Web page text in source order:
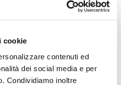
cookie
contenuti ed
dei social media e per
Condividiamo inoltre